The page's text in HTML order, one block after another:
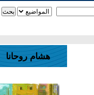
هشام روحانا